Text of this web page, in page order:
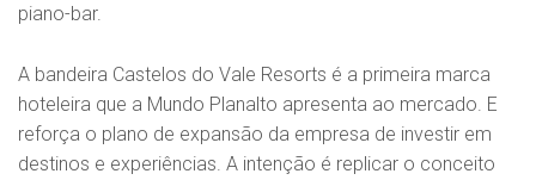
piano-bar.
A bandeira Castelos do Vale Resorts é a primeira marca
hoteleira que a Mundo Planalto apresenta ao mercado. E
reforça o plano de expansão da empresa de investir em
destinos e experiências. A intenção é replicar o conceito